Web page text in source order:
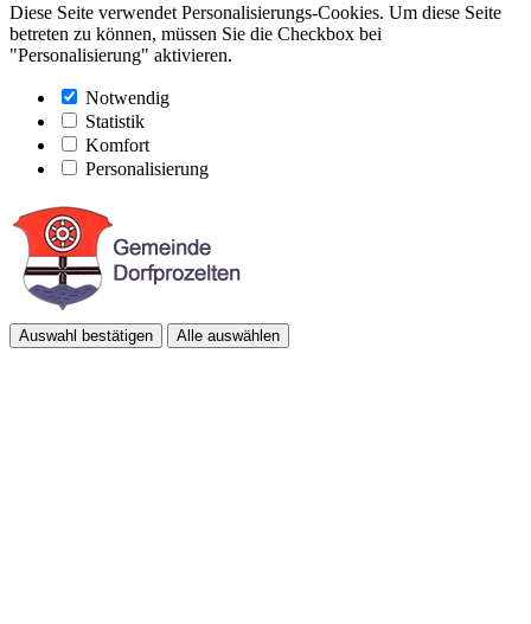
Diese Seite verwendet Personalisierungs-Cookies. Um diese Seite
betreten zu können, müssen Sie die Checkbox bei
"Personalisierung" aktivieren.
Notwendig
Statistik
Komfort
Personalisierung
Auswahl bestätigen Alle auswählen